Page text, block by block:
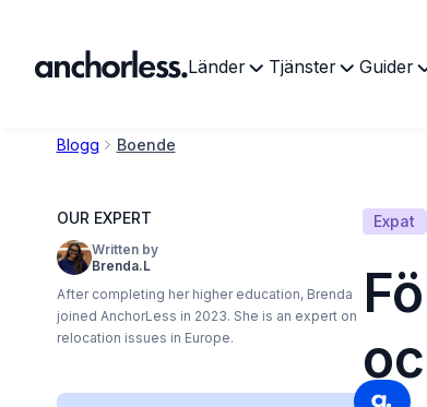
Länder Tjänster Guider
Blogg Boende
OUR EXPERT
Written by
Brenda.L
After completing her higher education, Brenda
joined AnchorLess in 2023. She is an expert on
relocation issues in Europe.
Expat